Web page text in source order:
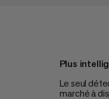
Plus
Le seul
marché à